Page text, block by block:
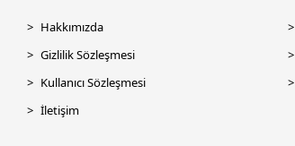
Hakkımızda
Gizlilik Sözleşmesi
Kullanıcı Sözleşmesi
İletişim